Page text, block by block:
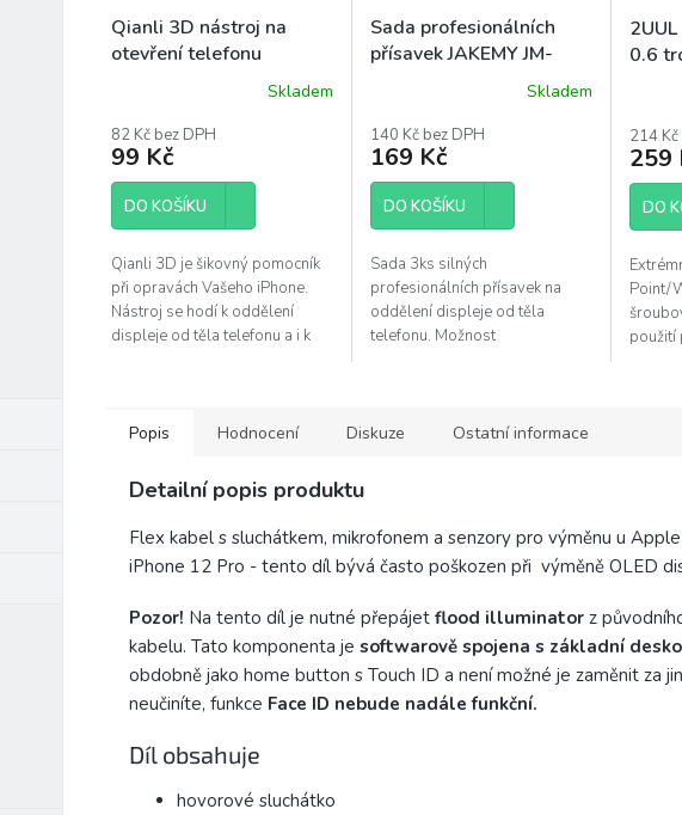
Qianli 3D nástroj na
otevření telefonu
Skladem
82 Kč bez DPH
99 Kč
DO KOŠÍKU
Qianli 3D je šikovný pomocník
při opravách Vašeho iPhone.
Nástroj se hodí k oddělení
displeje od těla telefonu a i k
Sada profesionálních
přísavek JAKEMY JM-
Skladem
140 Kč bez DPH
169 Kč
DO KOŠÍKU
Sada 3ks silných
profesionálních přísavek na
oddělení displeje od těla
telefonu. Možnost
0.6
je
5,0
5
214
259
DO
Point/
použití
Popis Hodnocení Diskuze Ostatní informace
Detailní popis produktu
Flex kabel s sluchátkem, mikrofonem a senzory pro výměnu u
iPhone 12 Pro - tento díl bývá často poškozen při výměně OLED
Pozor! Na tento díl je nutné přepájet flood illuminator z
kabelu. Tato komponenta je softwarově spojena s základní
obdobně jako home button s Touch ID a není možné je zaměnit za
neučiníte, funkce Face ID nebude nadále funkční.
Díl obsahuje
hovorové sluchátko